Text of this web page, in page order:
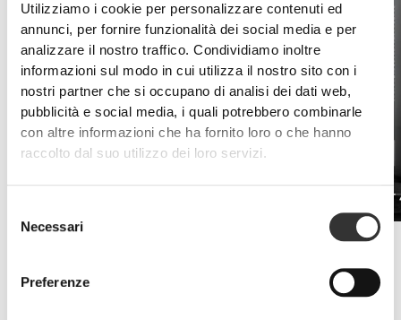
Utilizziamo i cookie per personalizzare contenuti ed
annunci, per fornire funzionalità dei social media e per
analizzare il nostro traffico. Condividiamo inoltre
informazioni sul modo in cui utilizza il nostro sito con i
nostri partner che si occupano di analisi dei dati web,
pubblicità e social media, i quali potrebbero combinarle
con altre informazioni che ha fornito loro o che hanno
raccolto dal suo utilizzo dei loro servizi.
delNecessari
Preferenze
Le proteine whey e gli integratori a base di aminoacidi sono la chiave
per combattere i sintomi della stanchezza.